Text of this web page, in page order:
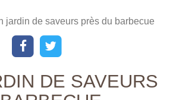
jardin de saveurs près du barbecue
DE SAVEURS